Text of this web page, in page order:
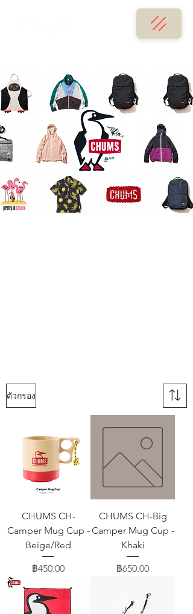
ตัวกรอง
CHUMS CH-
Camper Mug Cup -
Beige/Red
ราคา
฿450.00
CHUMS CH-Big
Camper Mug Cup -
Khaki
ราคา
฿650.00